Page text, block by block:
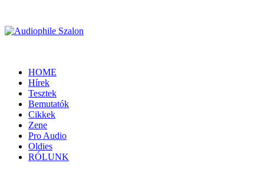
HOME
Hírek
Tesztek
Bemutatók
Cikkek
Zene
Pro Audio
Oldies
RÓLUNK